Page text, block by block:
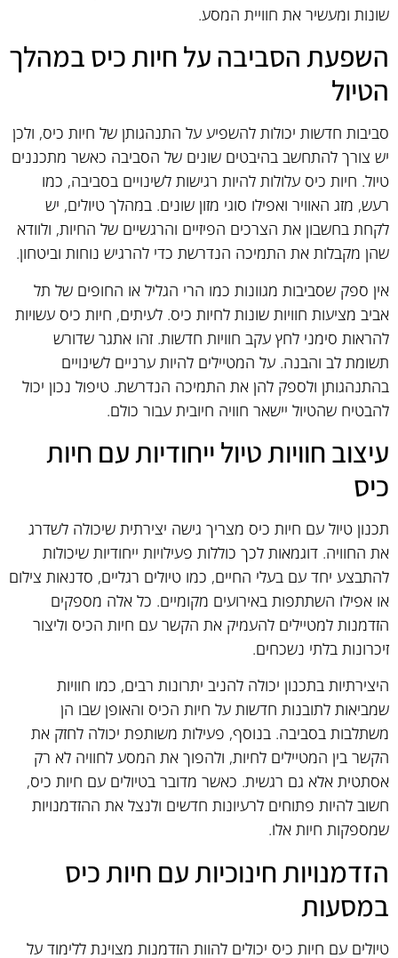
שונות ומעשיר את חוויית המסע.
השפעת הסביבה על חיות כיס במהלך
הטיול
סביבות חדשות יכולות להשפיע על התנהגותן של חיות כיס, ולכן
יש צורך להתחשב בהיבטים שונים של הסביבה כאשר מתכננים
טיול. חיות כיס עלולות להיות רגישות לשינויים בסביבה, כמו
רעש, מזג האוויר ואפילו סוגי מזון שונים. במהלך טיולים, יש
לקחת בחשבון את הצרכים הפיזיים והרגשיים של החיות, ולוודא
שהן מקבלות את התמיכה הנדרשת כדי להרגיש נוחות וביטחון.
אין ספק שסביבות מגוונות כמו הרי הגליל או החופים של תל
אביב מציעות חוויות שונות לחיות כיס. לעיתים, חיות כיס עשויות
להראות סימני לחץ עקב חוויות חדשות. זהו אתגר שדורש
תשומת לב והבנה. על המטיילים להיות ערניים לשינויים
בהתנהגותן ולספק להן את התמיכה הנדרשת. טיפול נכון יכול
להבטיח שהטיול יישאר חוויה חיובית עבור כולם.
עיצוב חוויות טיול ייחודיות עם חיות
כיס
תכנון טיול עם חיות כיס מצריך גישה יצירתית שיכולה לשדרג
את החוויה. דוגמאות לכך כוללות פעילויות ייחודיות שיכולות
להתבצע יחד עם בעלי החיים, כמו טיולים רגליים, סדנאות צילום
או אפילו השתתפות באירועים מקומיים. כל אלה מספקים
הזדמנות למטיילים להעמיק את הקשר עם חיות הכיס וליצור
זיכרונות בלתי נשכחים.
היצירתיות בתכנון יכולה להניב יתרונות רבים, כמו חוויות
שמביאות לתובנות חדשות על חיות הכיס והאופן שבו הן
משתלבות בסביבה. בנוסף, פעילות משותפת יכולה לחזק את
הקשר בין המטיילים לחיות, ולהפוך את המסע לחוויה לא רק
אסתטית אלא גם רגשית. כאשר מדובר בטיולים עם חיות כיס,
חשוב להיות פתוחים לרעיונות חדשים ולנצל את ההזדמנויות
שמספקות חיות אלו.
הזדמנויות חינוכיות עם חיות כיס
במסעות
טיולים עם חיות כיס יכולים להוות הזדמנות מצוינת ללימוד על